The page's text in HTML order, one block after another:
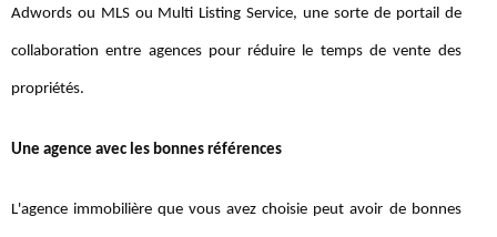
Adwords ou MLS ou Multi Listing Service, une sorte de portail de
collaboration entre agences pour réduire le temps de vente des
propriétés.
Une agence avec les bonnes références
L'agence immobilière que vous avez choisie peut avoir de bonnes